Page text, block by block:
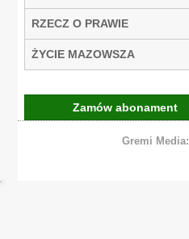
RZECZ O PRAWIE
ŻYCIE MAZOWSZA
Zamów abonament
Gremi Media: